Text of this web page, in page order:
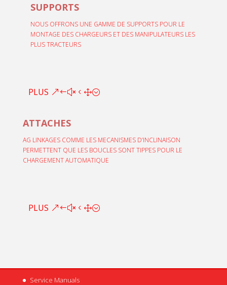
SUPPORTS
NOUS OFFRONS UNE GAMME DE SUPPORTS POUR LE
MONTAGE DES CHARGEURS ET DES MANIPULATEURS LES
PLUS TRACTEURS
PLUS
ATTACHES
AG LINKAGES COMME LES MECANISMES D’INCLINAISON
PERMETTENT QUE LES BOUCLES SONT TIPPES POUR LE
CHARGEMENT AUTOMATIQUE
PLUS
Service Manuals